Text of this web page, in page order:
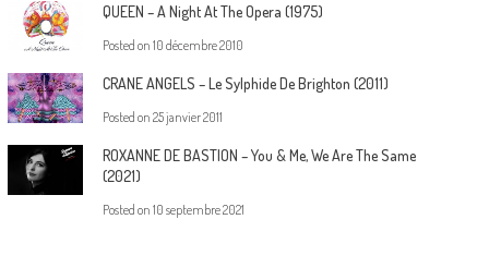
QUEEN – A Night At The Opera (1975)
Posted on 10 décembre 2010
CRANE ANGELS – Le Sylphide De Brighton (2011)
Posted on 25 janvier 2011
ROXANNE DE BASTION – You & Me, We Are The Same
(2021)
Posted on 10 septembre 2021